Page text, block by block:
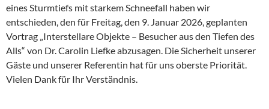
eines Sturmtiefs mit starkem Schneefall haben wir
entschieden, den für Freitag, den 9. Januar 2026, geplanten
Vortrag „Interstellare Objekte – Besucher aus den Tiefen des
Alls“ von Dr. Carolin Liefke abzusagen. Die Sicherheit unserer
Gäste und unserer Referentin hat für uns oberste Priorität.
Vielen Dank für Ihr Verständnis.